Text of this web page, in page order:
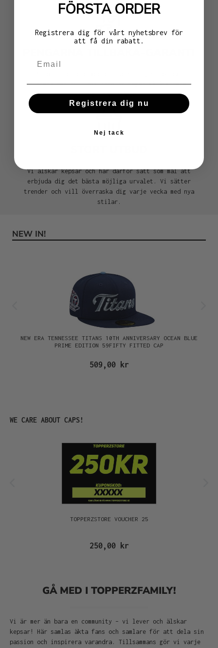
Returnera den till oss inom 30 dagar så återbetalar
vi dig utan krångel.
Vi älskar kepsar och har därför satt som mål att
erbjuda dig det bästa möjliga urvalet. Vi sätter
trender och vill överraska dig varje vecka med nya
stilar.
Hoppa över produktgalleri
NEW IN!
NEW ERA TENNESSEE TITANS 10TH ANNIVERSARY OCEAN BLUE
PRIME EDITION 59FIFTY FITTED CAP
509,00 kr
Hoppa över produktgalleri
WE CARE ABOUT CAPS!
TOPPERZSTORE VOUCHER 25
250,00 kr
GÅ MED I TOPPERZFAMILY!
Vi är mer än bara en community – vi lever och älskar
kepsar! Här samlas äkta fans och samlare för att dela sin
passion och inspirera varandra. Tillsammans gör vi varje
FÖRSTA ORDER
Registrera dig för vårt nyhetsbrev för
att få din rabatt.
Registrera dig nu
Nej tack